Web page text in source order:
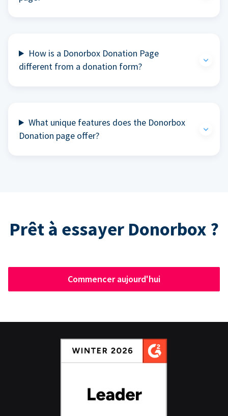
How is a Donorbox Donation Page
different from a donation form?
What unique features does the Donorbox
Donation page offer?
Prêt à essayer Donorbox ?
Commencer aujourd'hui